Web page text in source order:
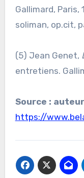
Gallimard, Paris,
soliman, op.cit,
(5) Jean Genet,
entretiens.
Source : auteur
https://